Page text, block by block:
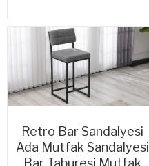
Retro Bar Sandalyesi
Ada Mutfak Sandalyesi
Bar Taburesi Mutfak